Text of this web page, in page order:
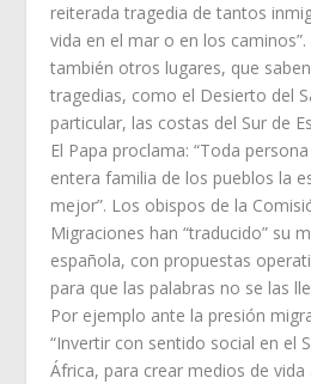
reiterada tragedia de tantos
vida en el mar o en los
también otros lugares, que
tragedias, como el Desierto del
particular, las costas del Sur de
El Papa proclama: “Toda
entera familia de los pueblos la
mejor”. Los obispos de la
Migraciones han “traducido” su
española, con propuestas
para que las palabras no se las
Por ejemplo ante la presión
“Invertir con sentido social en el
África, para crear medios de